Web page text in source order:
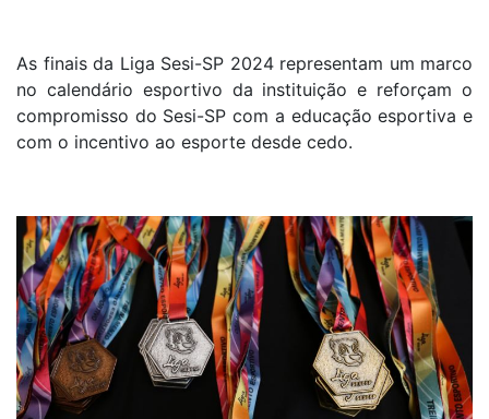
As finais da Liga Sesi-SP 2024 representam um marco
no calendário esportivo da instituição e reforçam o
compromisso do Sesi-SP com a educação esportiva e
com o incentivo ao esporte desde cedo.